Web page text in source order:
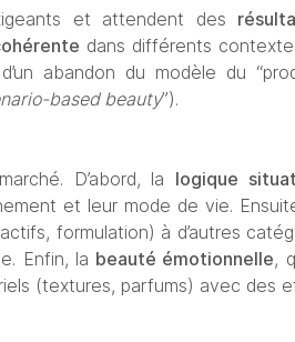
et attendent des
dans différents
abandon du modèle du
based beauty”).
D’abord, la logique
et leur mode de vie.
formulation) à d’autres
Enfin, la beauté émotionnelle,
(textures, parfums) avec des